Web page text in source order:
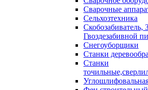
Сварочные
Сельхозтехника
Скобозабиватель,
Гвоздезабивной
Снегоуборщики
Станки
Станки